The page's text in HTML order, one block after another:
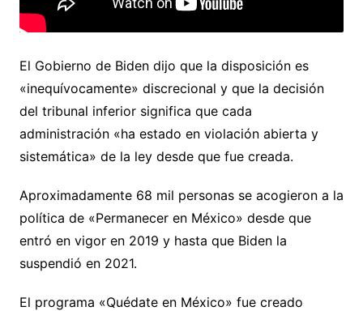
El Gobierno de Biden dijo que la disposición es
«inequívocamente» discrecional y que la decisión
del tribunal inferior significa que cada
administración «ha estado en violación abierta y
sistemática» de la ley desde que fue creada.
Aproximadamente 68 mil personas se acogieron a la
política de «Permanecer en México» desde que
entró en vigor en 2019 y hasta que Biden la
suspendió en 2021.
El programa «Quédate en México» fue creado